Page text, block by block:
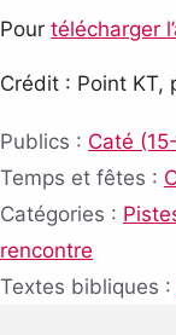
Pour télécharger
Crédit : Point KT,
Publics : Caté
Temps et fêtes :
Catégories :
rencontre
Textes bibliques :